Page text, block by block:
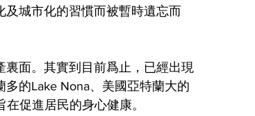
城市化的習慣而被暫時遺忘而
面。其實到目前爲止，已經出現
的Lake Nona、美國亞特蘭大的
促進居民的身心健康。